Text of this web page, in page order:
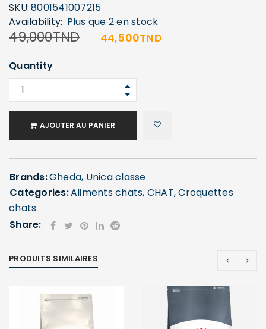
SKU:8001541007215
Availability: Plus que 2 en stock
49,000TND 44,500TND
Quantity
AJOUTER AU PANIER
Brands:Gheda, Unica classe
Categories:Aliments chats, CHAT,Croquettes
chats
Share:
PRODUITS SIMILAIRES